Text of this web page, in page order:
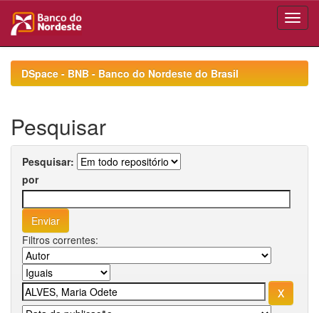
navigationDSpace - BNB - Banco do Nordeste do Brasil
Pesquisar
Pesquisar:
por
Filtros correntes: